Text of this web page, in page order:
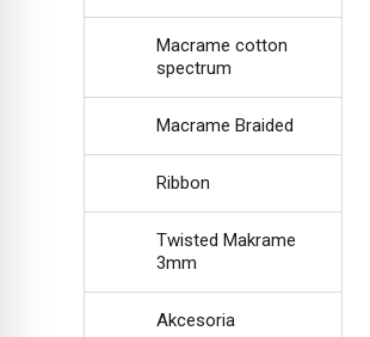
Macrame cotton
spectrum
Macrame Braided
Ribbon
Twisted Makrame
3mm
Akcesoria